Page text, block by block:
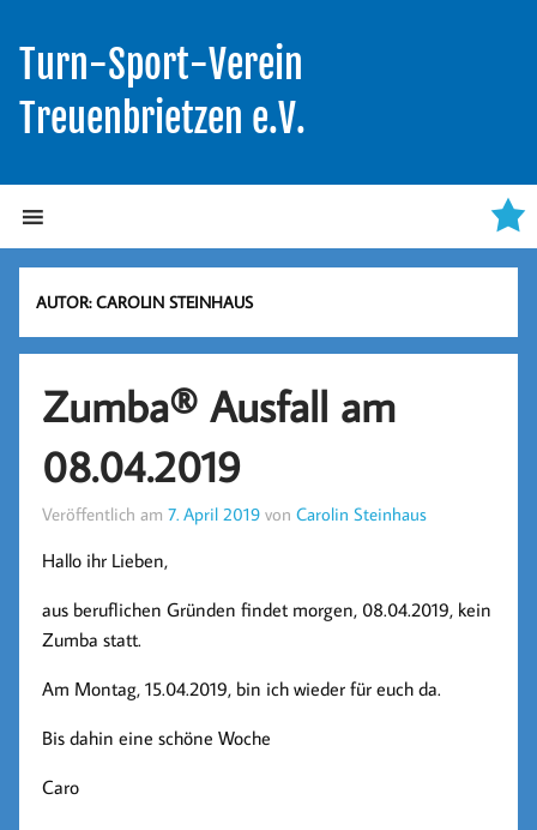
Turn-Sport-Verein
Treuenbrietzen e.V.
AUTOR:CAROLIN STEINHAUS
Zumba® Ausfall am
08.04.2019
Veröffentlich am7. April 2019 vonCarolin Steinhaus
Hallo ihr Lieben,
aus beruflichen Gründen findet morgen, 08.04.2019, kein
Zumba statt.
Am Montag, 15.04.2019, bin ich wieder für euch da.
Bis dahin eine schöne Woche
Caro